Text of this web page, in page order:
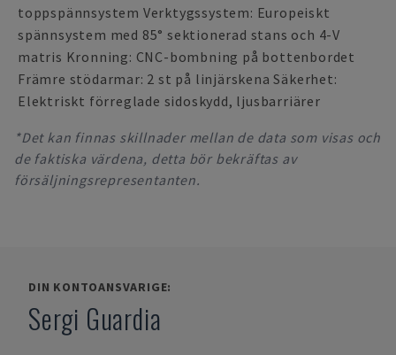
toppspännsystem Verktygssystem: Europeiskt
spännsystem med 85° sektionerad stans och 4-V
matris Kronning: CNC-bombning på bottenbordet
Främre stödarmar: 2 st på linjärskena Säkerhet:
Elektriskt förreglade sidoskydd, ljusbarriärer
*Det kan finnas skillnader mellan de data som visas och
de faktiska värdena, detta bör bekräftas av
försäljningsrepresentanten.
DIN KONTOANSVARIGE:
Sergi Guardia